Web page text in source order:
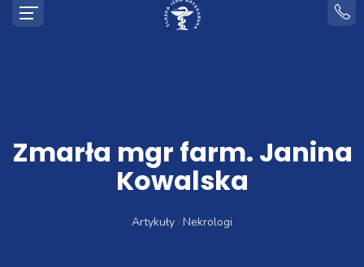
Zmarła mgr farm. Janina
Kowalska
Artykuły Nekrologi